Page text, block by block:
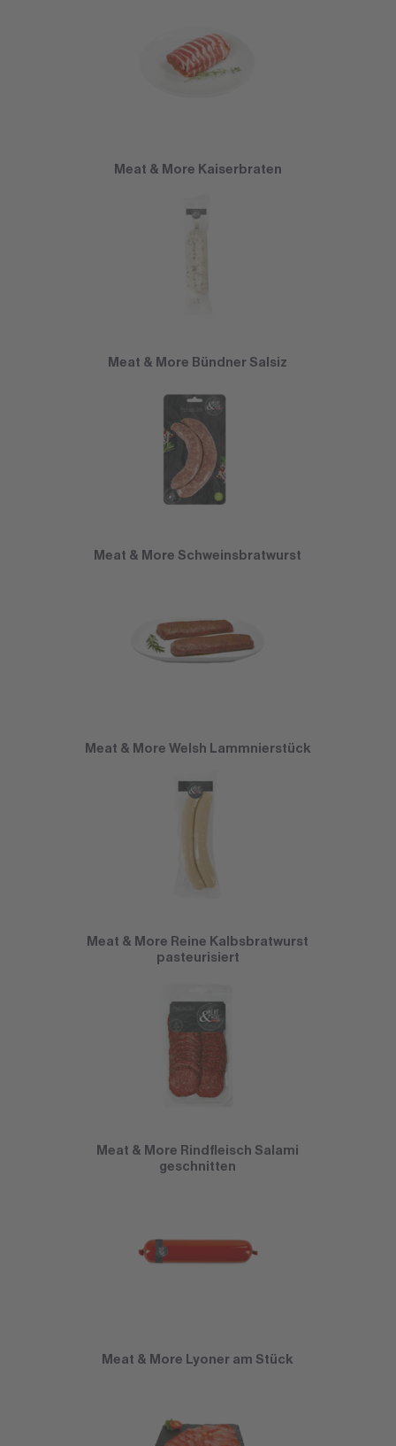
Meat & More Kaiserbraten
Meat & More Bündner Salsiz
Meat & More Schweinsbratwurst
Meat & More Welsh Lammnierstück
Meat & More Reine Kalbsbratwurst
pasteurisiert
Meat & More Rindfleisch Salami
geschnitten
Meat & More Lyoner am Stück